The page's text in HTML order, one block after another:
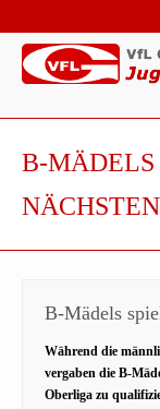
B-MÄDELS
B-Mädels
Während die
vergaben die B-
Oberliga zu